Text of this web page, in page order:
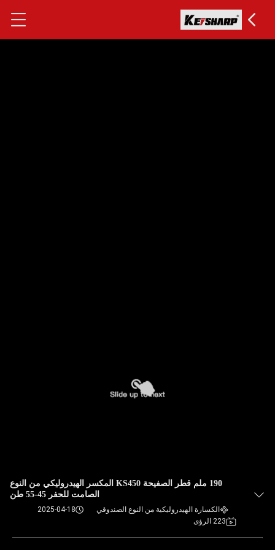
190 ملم قطر الصفيحة KS450 المكسر الهيدروليكي من النوع
الصامت للحفر 45-55 طن
الكسارة الهيدروليكية من النوع الصندوقي
2025-04-18
223 الرؤى